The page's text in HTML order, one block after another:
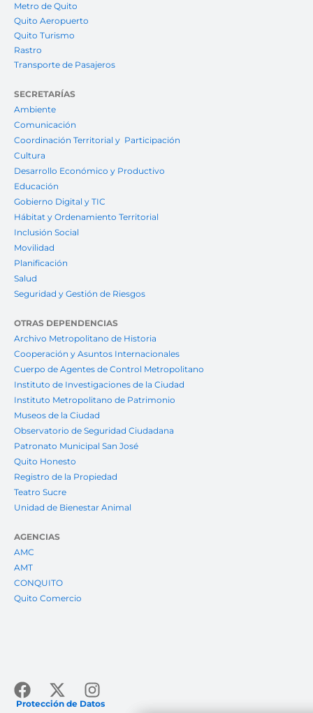
Metro de Quito
Quito Aeropuerto
Quito Turismo
Rastro
Transporte de Pasajeros
SECRETARÍAS
Ambiente
Comunicación
Coordinación Territorial y Participación
Cultura
Desarrollo Económico y Productivo
Educación
Gobierno Digital y TIC
Hábitat y Ordenamiento Territorial
Inclusión Social
Movilidad
Planificación
Salud
Seguridad y Gestión de Riesgos
OTRAS DEPENDENCIAS
Archivo Metropolitano de Historia
Cooperación y Asuntos Internacionales
Cuerpo de Agentes de Control Metropolitano
Instituto de Investigaciones de la Ciudad
Instituto Metropolitano de Patrimonio
Museos de la Ciudad
Observatorio de Seguridad Ciudadana
Patronato Municipal San José
Quito Honesto
Registro de la Propiedad
Teatro Sucre
Unidad de Bienestar Animal
AGENCIAS
AMC
AMT
CONQUITO
Quito Comercio
Protección de Datos